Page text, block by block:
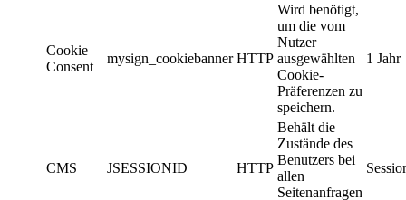
Cookie
Consent
mysign_cookiebanner HTTP
Wird benötigt,
um die vom
Nutzer
ausgewählten
Cookie-
Präferenzen zu
speichern.
1 Jahr
CMS JSESSIONID HTTP
Behält die
Zustände des
Benutzers bei
allen
Seitenanfragen